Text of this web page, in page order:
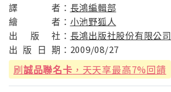
譯
者： 長鴻編輯部
繪
者： 小池野狐人
出
版 社： 長鴻出版社股份有限公司
出 版 日 期： 2009/08/27
刷誠品聯名卡 ，天天享最高7%回饋